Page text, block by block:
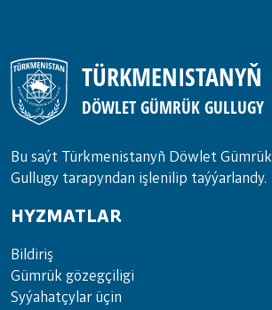
TÜRKMENISTANYŇ
DÖWLET GÜMRÜK GULLUGY
Bu saýt Türkmenistanyñ Döwlet Gümrük
Gullugy tarapyndan işlenilip taýýarlandy.
HYZMATLAR
Bil­di­riş
Güm­rük gö­zeg­çi­li­gi
Sy­ýa­hat­çy­lar ü­çin